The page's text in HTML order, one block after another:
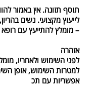
תוסף תזונה. אין באמור
לייעוץ מקצועי. נשים
– מומלץ להתייעץ עם
אזהרה
לפני השימוש ולאחריו,
למטרות השימוש, אופן
אפשריות עם תכ